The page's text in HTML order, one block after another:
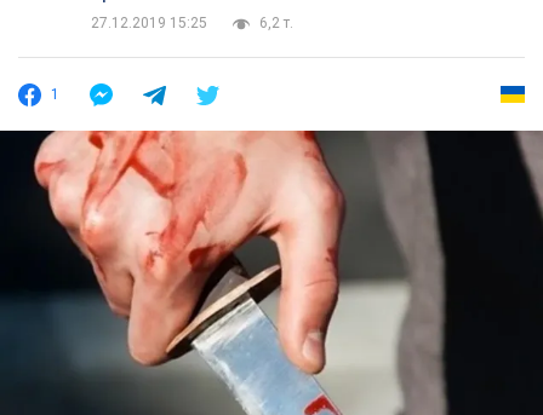
27.12.2019 15:25
6,2 т.
1